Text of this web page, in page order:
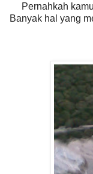
Pernahkah
Banyak hal yang